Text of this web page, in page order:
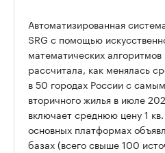
00:00 / 00:00
Автоматизированная
SRG с помощью
математических
рассчитала, как менялась
в 50 городах России с
вторичного жилья в июле
включает среднюю цену 1
основных платформах
базах (всего свыше 100